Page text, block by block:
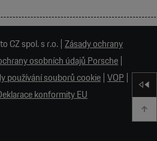
CZ spol. s r.o. |Zásady ochrany
osobních údajů Porsche |
používání souborů cookie |VOP |
konformity EU